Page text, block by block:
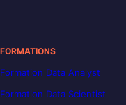
FORMATIONS
Formation Data Analyst
Formation Data Scientist